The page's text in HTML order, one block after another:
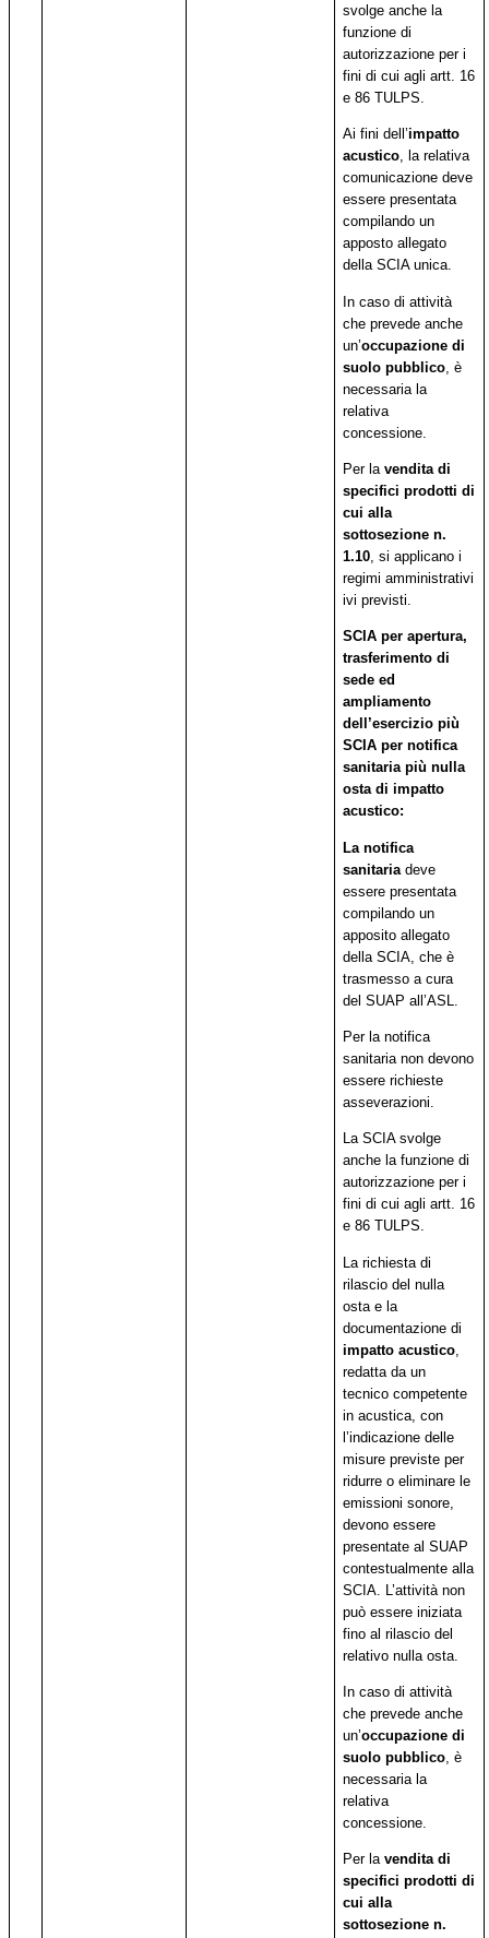
svolge anche la
funzione di
autorizzazione per i
fini di cui agli artt. 16
e 86 TULPS.
Ai fini dell’impatto
acustico, la relativa
comunicazione deve
essere presentata
compilando un
apposto allegato
della SCIA unica.
In caso di attività
che prevede anche
un’occupazione di
suolo pubblico , è
necessaria la
relativa
concessione.
Per lavendita di
specifici prodotti di
cui alla
sottosezione n.
1.10 , si applicano i
regimi amministrativi
ivi previsti.
SCIA per apertura,
trasferimento di
sede ed
ampliamento
dell’esercizio più
SCIA per notifica
sanitaria più nulla
osta di impatto
acustico:
La notifica
sanitariadeve
essere presentata
compilando un
apposito allegato
della SCIA, che è
trasmesso a cura
del SUAP all’ASL.
Per la notifica
sanitaria non devono
essere richieste
asseverazioni.
La SCIA svolge
anche la funzione di
autorizzazione per i
fini di cui agli artt. 16
e 86 TULPS.
La richiesta di
rilascio del nulla
osta e la
documentazione di
impatto acustico
redatta da un
tecnico competente
in acustica, con
l’indicazione delle
misure previste per
ridurre o eliminare le
emissioni sonore,
devono essere
presentate al SUAP
contestualmente alla
SCIA. L’attività non
può essere iniziata
fino al rilascio del
relativo nulla osta.
In caso di attività
che prevede anche
un’occupazione di
suolo pubblico , è
necessaria la
relativa
concessione.
Per lavendita di
specifici prodotti di
cui alla
sottosezione n.